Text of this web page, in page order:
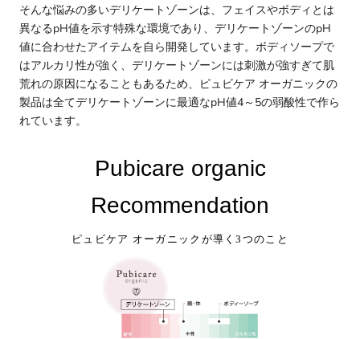
そんな悩みの多いデリケートゾーンは、フェイスやボディとは
異なるpH値を示す特殊な環境であり、デリケートゾーンのpH
値に合わせたアイテムを自ら開発しています。ボディソープで
はアルカリ性が強く、デリケートゾーンには刺激が強すぎて肌
荒れの原因になることもあるため、ピュビケア オーガニックの
製品は全てデリケートゾーンに最適なpH値4～5の弱酸性で作ら
れています。
Pubicare organic
Recommendation
ピュビケア オーガニックが導く3つのこと